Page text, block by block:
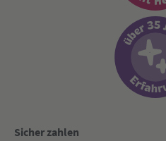
Sicher zahlen